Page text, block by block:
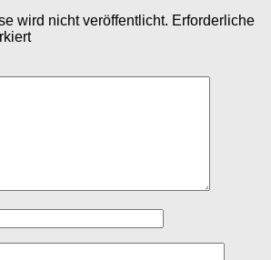
wird nicht veröffentlicht. Erforderliche